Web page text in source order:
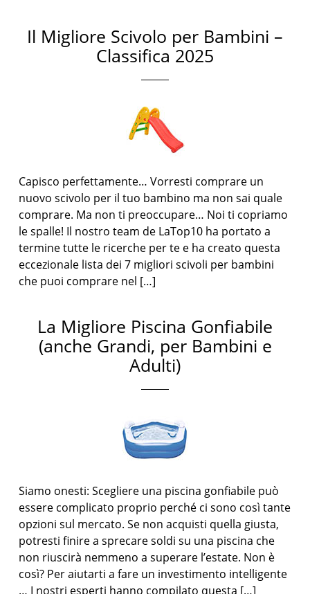
Il Migliore Scivolo per Bambini –
Classifica 2025
Capisco perfettamente… Vorresti comprare un
nuovo scivolo per il tuo bambino ma non sai quale
comprare. Ma non ti preoccupare… Noi ti copriamo
le spalle! Il nostro team de LaTop10 ha portato a
termine tutte le ricerche per te e ha creato questa
eccezionale lista dei 7 migliori scivoli per bambini
che puoi comprare nel […]
La Migliore Piscina Gonfiabile
(anche Grandi, per Bambini e
Adulti)
Siamo onesti: Scegliere una piscina gonfiabile può
essere complicato proprio perché ci sono così tante
opzioni sul mercato. Se non acquisti quella giusta,
potresti finire a sprecare soldi su una piscina che
non riuscirà nemmeno a superare l’estate. Non è
così? Per aiutarti a fare un investimento intelligente
… I nostri esperti hanno compilato questa […]